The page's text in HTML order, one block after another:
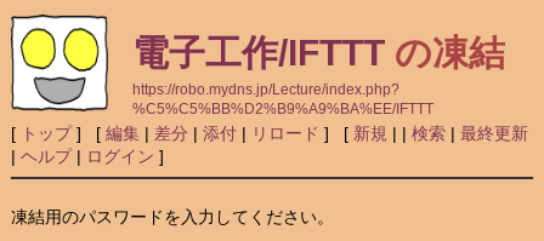
電子工作/IFTTTの凍結
https://robo.mydns.jp/Lecture/index.php?
%C5%C5%BB%D2%B9%A9%BA%EE/IFTTT
[ トップ] [ 編集| 差分 | 添付| リロード ] [ 新規 | | 検索| 最終更新
| ヘルプ| ログイン ]
凍結用のパスワードを入力してください。